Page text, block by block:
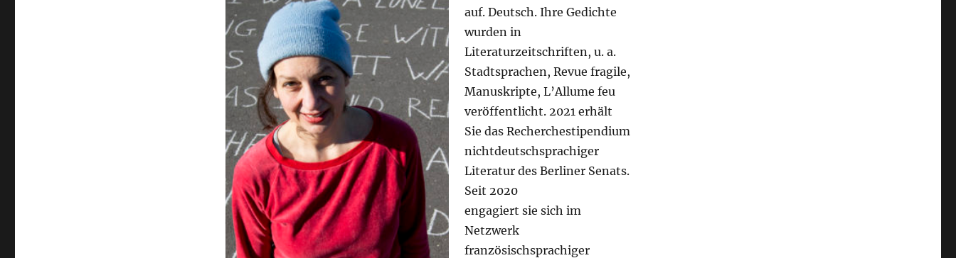
auf. Deutsch. Ihre Gedichte
wurden in
Literaturzeitschriften, u. a.
Stadtsprachen, Revue fragile,
Manuskripte, L’Allume feu
veröffentlicht. 2021 erhält
Sie das Recherchestipendium
nichtdeutschsprachiger
Literatur des Berliner Senats.
Seit 2020
engagiert sie sich im
Netzwerk
französischsprachiger